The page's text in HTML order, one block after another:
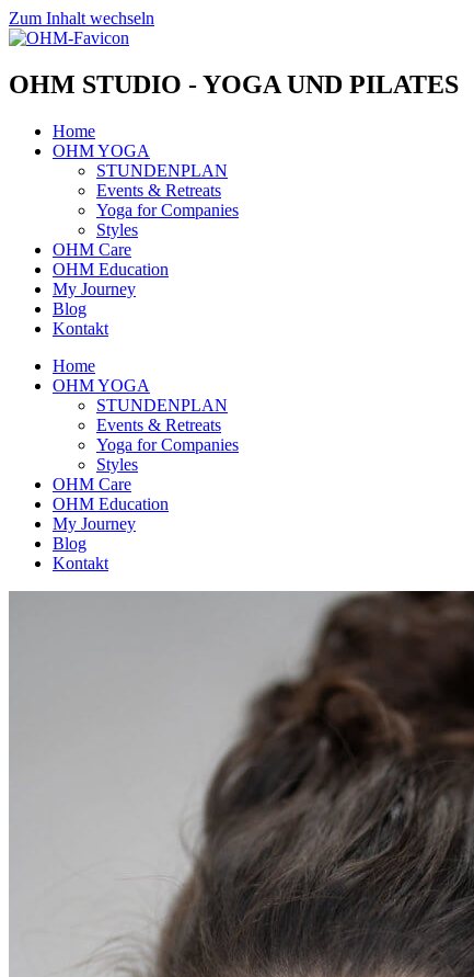
Zum Inhalt wechseln
OHM STUDIO - YOGA UND PILATES
Home
OHM YOGA
STUNDENPLAN
Events & Retreats
Yoga for Companies
Styles
OHM Care
OHM Education
My Journey
Blog
Kontakt
Home
OHM YOGA
STUNDENPLAN
Events & Retreats
Yoga for Companies
Styles
OHM Care
OHM Education
My Journey
Blog
Kontakt